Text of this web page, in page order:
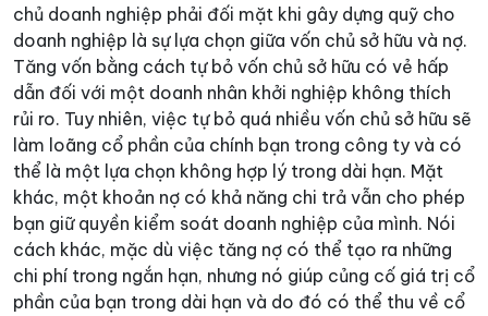
chủ doanh nghiệp phải đối mặt khi gây dựng quỹ cho
doanh nghiệp là sự lựa chọn giữa vốn chủ sở hữu và nợ.
Tăng vốn bằng cách tự bỏ vốn chủ sở hữu có vẻ hấp
dẫn đối với một doanh nhân khởi nghiệp không thích
rủi ro. Tuy nhiên, việc tự bỏ quá nhiều vốn chủ sở hữu sẽ
làm loãng cổ phần của chính bạn trong công ty và có
thể là một lựa chọn không hợp lý trong dài hạn. Mặt
khác, một khoản nợ có khả năng chi trả vẫn cho phép
bạn giữ quyền kiểm soát doanh nghiệp của mình. Nói
cách khác, mặc dù việc tăng nợ có thể tạo ra những
chi phí trong ngắn hạn, nhưng nó giúp củng cố giá trị cổ
phần của bạn trong dài hạn và do đó có thể thu về cổ